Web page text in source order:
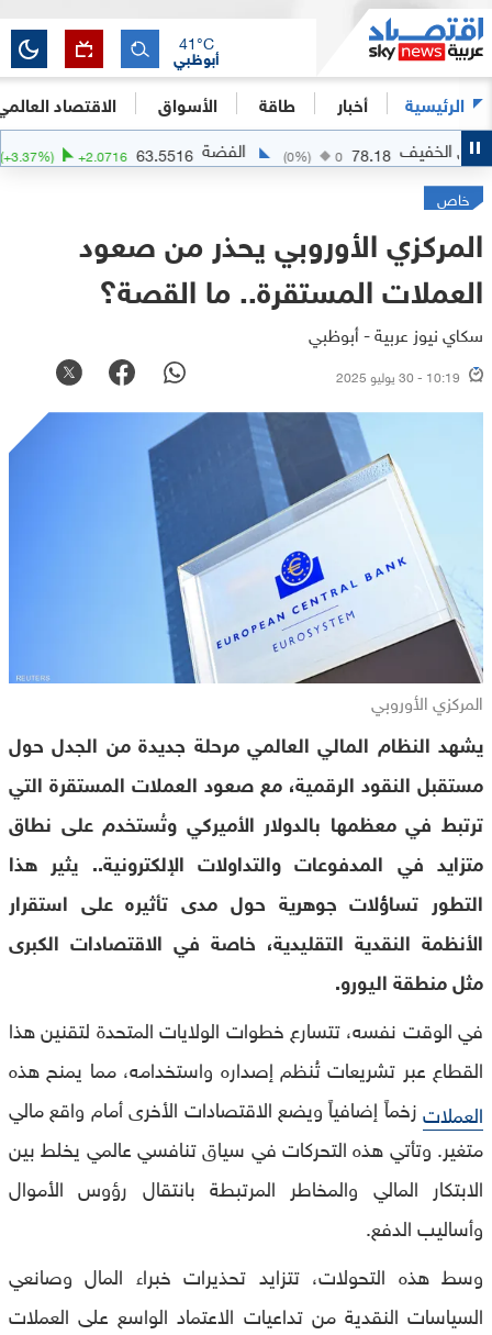
الرئيسية أخبار طاقة الأسواق الاقتصاد
أبوظبي
41°C
78.18
0
(0%) الفضة 63.5516
+2.0716
(+3.37%) الذهب
خاص
المركزي الأوروبي يحذر من صعود
العملات المستقرة.. ما القصة؟
سكاي نيوز عربية - أبوظبي
10:19 - 30 يوليو 2025
المركزي الأوروبي
يشهد النظام المالي العالمي مرحلة جديدة من الجدل حول
مستقبل النقود الرقمية، مع صعود العملات المستقرة التي
ترتبط في معظمها بالدولار الأميركي وتُستخدم على نطاق
متزايد في المدفوعات والتداولات الإلكترونية.. يثير هذا
التطور تساؤلات جوهرية حول مدى تأثيره على استقرار
الأنظمة النقدية التقليدية، خاصة في الاقتصادات الكبرى
مثل منطقة اليورو.
في الوقت نفسه، تتسارع خطوات الولايات المتحدة لتقنين هذا
القطاع عبر تشريعات تُنظم إصداره واستخدامه، مما يمنح هذه
العملاتزخماً إضافياً ويضع الاقتصادات الأخرى أمام واقع مالي
متغير. وتأتي هذه التحركات في سياق تنافسي عالمي يخلط بين
الابتكار المالي والمخاطر المرتبطة بانتقال رؤوس الأموال
وأساليب الدفع.
وسط هذه التحولات، تتزايد تحذيرات خبراء المال وصانعي
السياسات النقدية من تداعيات الاعتماد الواسع على العملات